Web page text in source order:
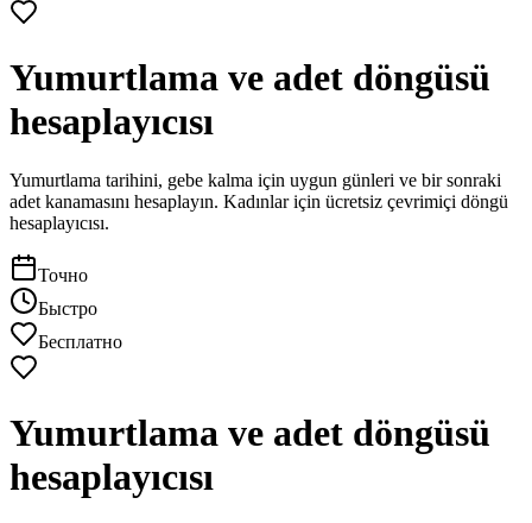
Yumurtlama ve adet döngüsü
hesaplayıcısı
Yumurtlama tarihini, gebe kalma için uygun günleri ve bir sonraki
adet kanamasını hesaplayın. Kadınlar için ücretsiz çevrimiçi döngü
hesaplayıcısı.
Точно
Быстро
Бесплатно
Yumurtlama ve adet döngüsü
hesaplayıcısı